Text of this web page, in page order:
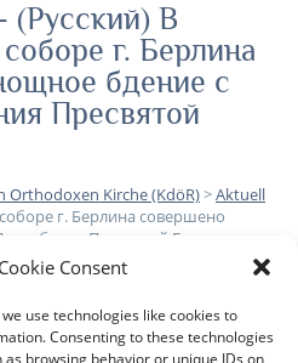
Consent
use technologies like cookies to
Consenting to these technologies
browsing behavior or unique IDs on
(Русский) В
г. Берлина
бдение с
Пресвятой
Orthodoxen Kirche (KdöR)>Aktuell
г. Берлина совершено
Пресвятой Богородицы
auf Русский verfügbar.